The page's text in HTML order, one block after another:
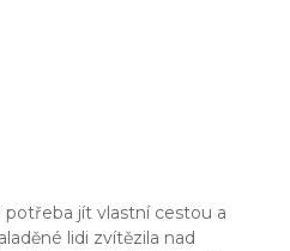
jít vlastní cestou a
lidi zvítězila nad